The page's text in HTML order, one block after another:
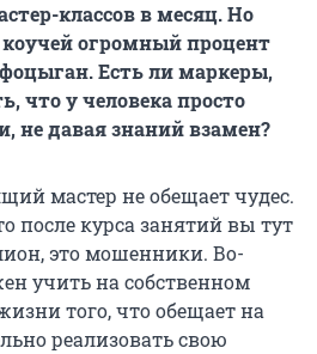
классов в месяц. Но
огромный процент
Есть ли маркеры,
что у человека просто
не давая знаний взамен?
мастер не обещает чудес.
после курса занятий вы тут
это мошенники. Во-
учить на собственном
того, что обещает на
реализовать свою